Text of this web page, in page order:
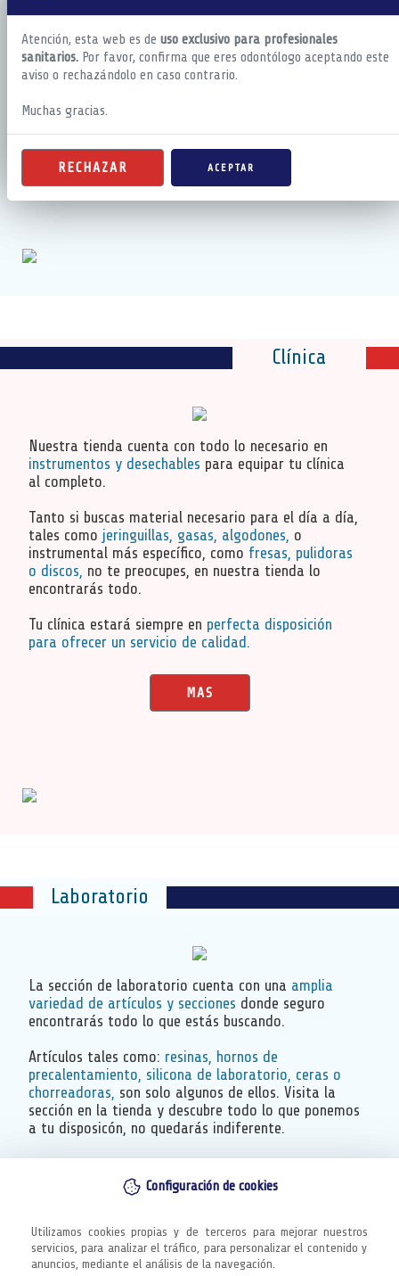
Atención, esta web es de uso exclusivo para profesionales
sanitarios. Por favor, confirma que eres odontólogo aceptando este
aviso o rechazándolo en caso contrario.
Muchas gracias.
RECHAZAR ACEPTAR
Configuración de cookies
Utilizamos cookies propias y de terceros para mejorar nuestros
servicios, para analizar el tráfico, para personalizar el contenido y
anuncios, mediante el análisis de la navegación.
EnMDSsomos conscientes del papel que juega la
calidad y variedaddel material en un tratamiento
de ortodoncia. En nuestra tienda puedes encontrar
todo el material necesario para los distintos tipos
de tratamientos de ortodoncia:funcionales, fijas o
removibles.
MAS
Clínica
Nuestra tienda cuenta con todo lo necesario en
instrumentos y desechables para equipar tu clínica
al completo.
Tanto si buscas material necesario para el día a día,
tales como jeringuillas, gasas, algodones, o
instrumental más específico, como fresas, pulidoras
o discos, no te preocupes, en nuestra tienda lo
encontrarás todo.
Tu clínica estará siempre en perfecta disposición
para ofrecer un servicio de calidad.
MAS
Laboratorio
La sección de laboratorio cuenta con una amplia
variedad de artículos y secciones donde seguro
encontrarás todo lo que estás buscando.
Artículos tales como: resinas, hornos de
precalentamiento, silicona de laboratorio, ceras o
chorreadoras, son solo algunos de ellos. Visita la
sección en la tienda y descubre todo lo que ponemos
a tu disposicón, no quedarás indiferente.
MAS